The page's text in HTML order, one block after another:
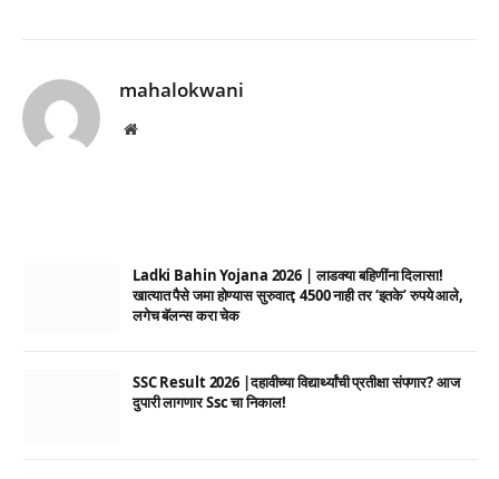
mahalokwani
Website
Ladki Bahin Yojana 2026 | लाडक्या बहिणींना दिलासा!
खात्यात पैसे जमा होण्यास सुरुवात; 4500 नाही तर ‘इतके’ रुपये आले,
लगेच बॅलन्स करा चेक
SSC Result 2026 |दहावीच्या विद्यार्थ्यांची प्रतीक्षा संपणार? आज
दुपारी लागणार Ssc चा निकाल!